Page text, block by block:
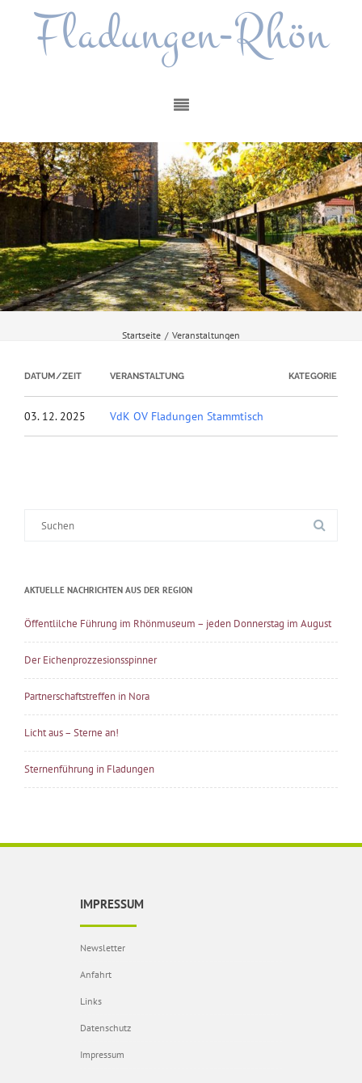
Fladungen-Rhön
Startseite / Veranstaltungen
DATUM/ZEIT VERANSTALTUNG KATEGORIE
03. 12. 2025 VdK OV Fladungen Stammtisch
AKTUELLE NACHRICHTEN AUS DER REGION
Öffentlilche Führung im Rhönmuseum – jeden Donnerstag im August
Der Eichenprozzesionsspinner
Partnerschaftstreffen in Nora
Licht aus – Sterne an!
Sternenführung in Fladungen
IMPRESSUM
Newsletter
Anfahrt
Links
Datenschutz
Impressum